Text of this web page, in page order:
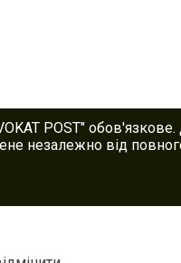
POST"
незалежно від